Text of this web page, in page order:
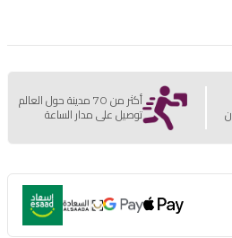
أكثر من 70 مدينة حول العالم
توصيل على مدار الساعة